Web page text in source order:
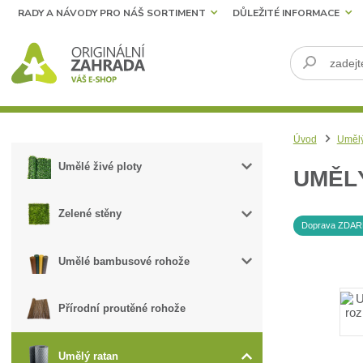
RADY A NÁVODY PRO NÁŠ SORTIMENT DŮLEŽITÉ INFORMACE
Umělé živé ploty
Zelené stěny
Umělé bambusové rohože
Přírodní proutěné rohože
Umělý ratan
Úvod
Doprava